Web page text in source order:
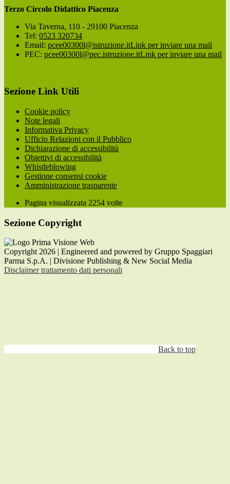
Terzo Circolo Didattico Piacenza
Via Taverna, 110 - 29100 Piacenza
Tel: 0523 320734
Email: pcee00300l@istruzione.itLink per inviare una mail
PEC: pcee00300l@pec.istruzione.itLink per inviare una mail
Sezione Link Utili
Cookie policy
Note legali
Informativa Privacy
Ufficio Relazioni con il Pubblico
Dichiarazione di accessibilità
Obiettivi di accessibilità
Whistleblowing
Gestione consensi cookie
Amministrazione trasparente
Pagina visualizzata 2254 volte
Sezione Copyright
Copyright 2026 | Engineered and powered by Gruppo Spaggiari
Parma S.p.A. | Divisione Publishing & New Social Media
Disclaimer trattamento dati personali
Back to top